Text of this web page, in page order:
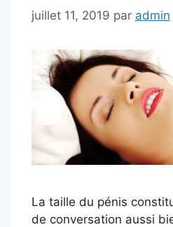
juillet 11, 2019 par admin
La taille du pénis
de conversation aussi